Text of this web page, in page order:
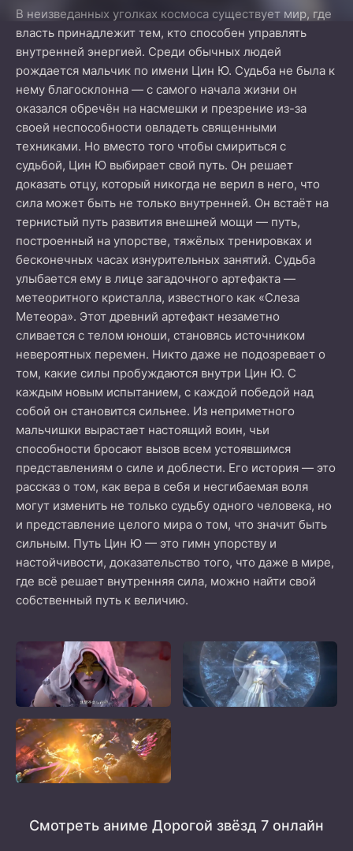
В неизведанных уголках космоса существует мир, где
власть принадлежит тем, кто способен управлять
внутренней энергией. Среди обычных людей
рождается мальчик по имени Цин Ю. Судьба не была к
нему благосклонна — с самого начала жизни он
оказался обречён на насмешки и презрение из-за
своей неспособности овладеть священными
техниками. Но вместо того чтобы смириться с
судьбой, Цин Ю выбирает свой путь. Он решает
доказать отцу, который никогда не верил в него, что
сила может быть не только внутренней. Он встаёт на
тернистый путь развития внешней мощи — путь,
построенный на упорстве, тяжёлых тренировках и
бесконечных часах изнурительных занятий. Судьба
улыбается ему в лице загадочного артефакта —
метеоритного кристалла, известного как «Слеза
Метеора». Этот древний артефакт незаметно
сливается с телом юноши, становясь источником
невероятных перемен. Никто даже не подозревает о
том, какие силы пробуждаются внутри Цин Ю. С
каждым новым испытанием, с каждой победой над
собой он становится сильнее. Из неприметного
мальчишки вырастает настоящий воин, чьи
способности бросают вызов всем устоявшимся
представлениям о силе и доблести. Его история — это
рассказ о том, как вера в себя и несгибаемая воля
могут изменить не только судьбу одного человека, но
и представление целого мира о том, что значит быть
сильным. Путь Цин Ю — это гимн упорству и
настойчивости, доказательство того, что даже в мире,
где всё решает внутренняя сила, можно найти свой
собственный путь к величию.
Смотреть аниме Дорогой звёзд 7 онлайн